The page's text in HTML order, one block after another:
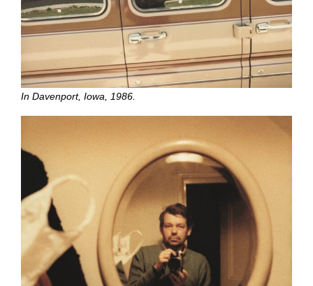
In Davenport, Iowa, 1986.